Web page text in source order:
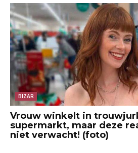
BIZAR
Vrouw winkelt in
supermarkt, maar deze
niet verwacht! (foto)